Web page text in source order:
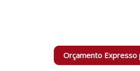
Orçamento Expresso